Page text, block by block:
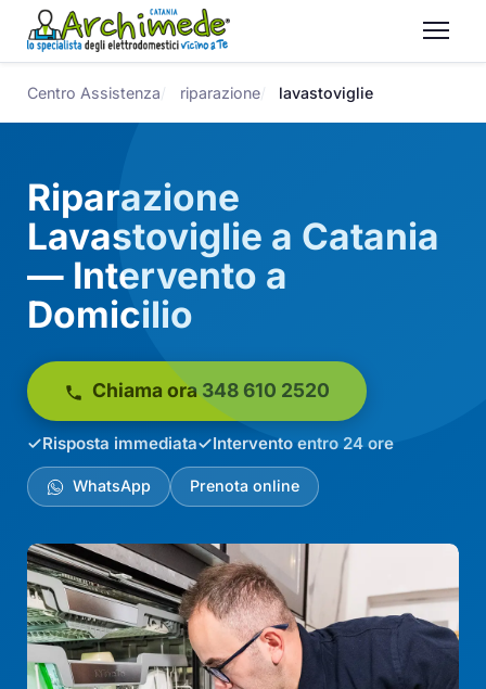
Centro Assistenza riparazione lavastoviglie
Riparazione
Lavastoviglie a Catania
— Intervento a
Domicilio
Chiama ora 348 610 2520
Risposta immediata Intervento entro 24 ore
WhatsApp Prenota online